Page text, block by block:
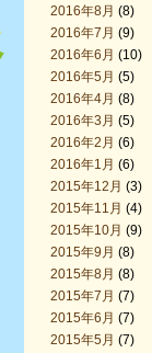
2016年8月 (8)
2016年7月 (9)
2016年6月 (10)
2016年5月 (5)
2016年4月 (8)
2016年3月 (5)
2016年2月 (6)
2016年1月 (6)
2015年12月 (3)
2015年11月 (4)
2015年10月 (9)
2015年9月 (8)
2015年8月 (8)
2015年7月 (7)
2015年6月 (7)
2015年5月 (7)